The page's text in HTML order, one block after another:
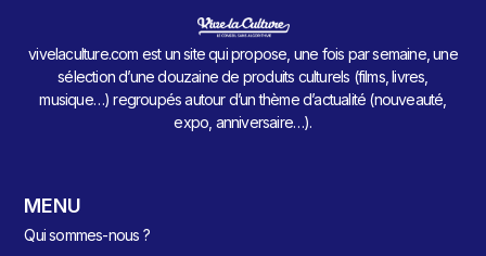
vivelaculture.com est un site qui propose, une fois par semaine, une
sélection d’une douzaine de produits culturels (films, livres,
musique…) regroupés autour d’un thème d’actualité (nouveauté,
expo, anniversaire…).
MENU
Qui sommes-nous ?